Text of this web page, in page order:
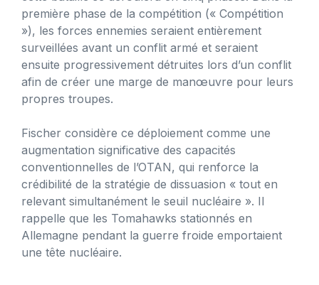
première phase de la compétition (« Compétition
»), les forces ennemies seraient entièrement
surveillées avant un conflit armé et seraient
ensuite progressivement détruites lors d’un conflit
afin de créer une marge de manœuvre pour leurs
propres troupes.
Fischer considère ce déploiement comme une
augmentation significative des capacités
conventionnelles de l’OTAN, qui renforce la
crédibilité de la stratégie de dissuasion « tout en
relevant simultanément le seuil nucléaire ». Il
rappelle que les Tomahawks stationnés en
Allemagne pendant la guerre froide emportaient
une tête nucléaire.